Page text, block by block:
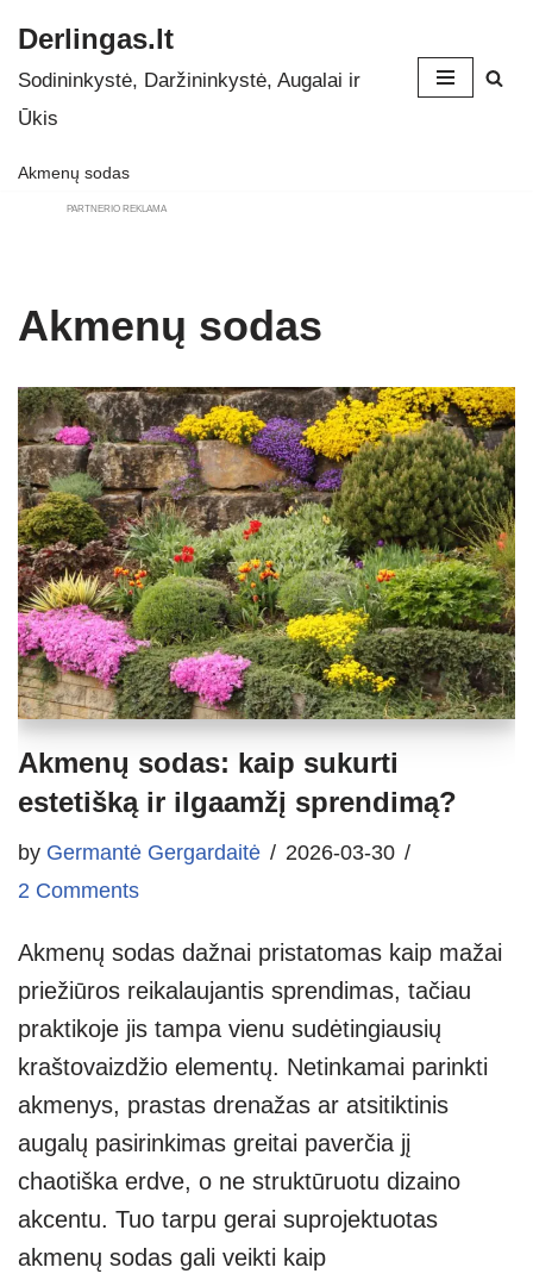
Skip
to
Derlingas.lt
Sodininkystė, Daržininkystė, Augalai ir
Ūkis
Akmenų sodas
PARTNERIO REKLAMA
Akmenų sodas
Akmenų sodas: kaip sukurti
estetišką ir ilgaamžį sprendimą?
by Germantė Gergardaitė
2026-03-30
2 Comments
Akmenų sodas dažnai pristatomas kaip mažai
priežiūros reikalaujantis sprendimas, tačiau
praktikoje jis tampa vienu sudėtingiausių
kraštovaizdžio elementų. Netinkamai parinkti
akmenys, prastas drenažas ar atsitiktinis
augalų pasirinkimas greitai paverčia jį
chaotiška erdve, o ne struktūruotu dizaino
akcentu. Tuo tarpu gerai suprojektuotas
akmenų sodas gali veikti kaip